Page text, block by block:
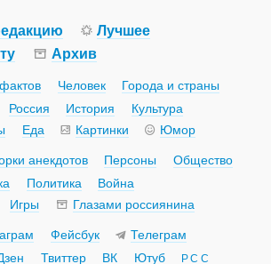
Лучшее
Архив
Человек
Города и страны
Россия История
Культура
Еда Картинки Юмор
анекдотов Персоны
Общество
Политика
Война
Игры Глазами россиянина
Фейсбук
Телеграм
Твиттер ВК Ютуб РСС